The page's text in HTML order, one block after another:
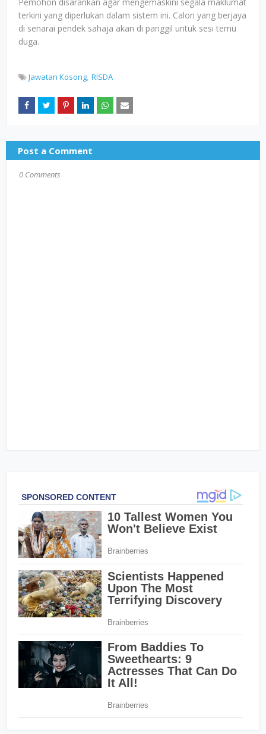
Pemohon disarankan agar mengemaskini segala maklumat
terkini yang diperlukan dalam sistem ini. Calon yang berjaya
di senarai pendek sahaja akan di panggil untuk sesi temu
duga.
Jawatan Kosong RISDA
Post a Comment
0 Comments